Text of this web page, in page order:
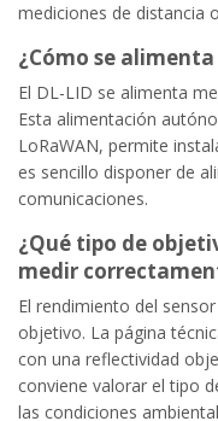
mediciones de distancia
¿Cómo se alimenta
El DL-LID se alimenta
Esta alimentación
LoRaWAN, permite
es sencillo disponer de
comunicaciones.
¿Qué tipo de
medir
El rendimiento del
objetivo. La página
con una reflectividad
conviene valorar el tipo
las condiciones